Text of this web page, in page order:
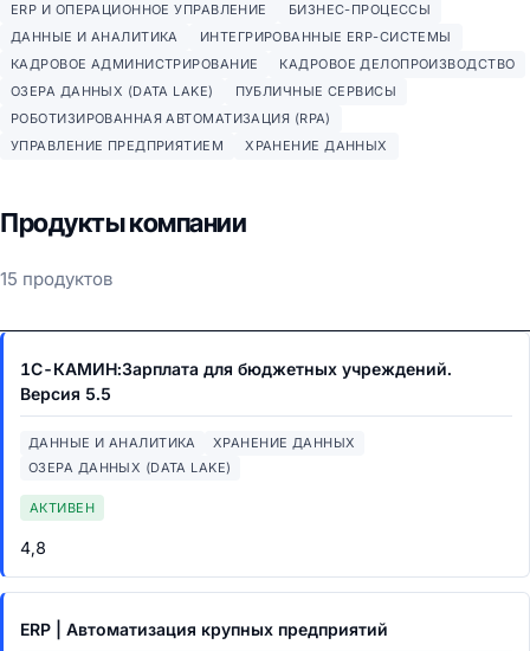
ERP И ОПЕРАЦИОННОЕ УПРАВЛЕНИЕ
БИЗНЕС-ПРОЦЕССЫ
ДАННЫЕ И АНАЛИТИКА
ИНТЕГРИРОВАННЫЕ ERP-СИСТЕМЫ
КАДРОВОЕ АДМИНИСТРИРОВАНИЕ
КАДРОВОЕ ДЕЛОПРОИЗВОДСТВО
ОЗЕРА ДАННЫХ (DATA LAKE)
ПУБЛИЧНЫЕ СЕРВИСЫ
РОБОТИЗИРОВАННАЯ АВТОМАТИЗАЦИЯ (RPA)
УПРАВЛЕНИЕ ПРЕДПРИЯТИЕМ
ХРАНЕНИЕ ДАННЫХ
Продукты компании
15 продуктов
1С-КАМИН:Зарплата для бюджетных учреждений.
Версия 5.5
ДАННЫЕ И АНАЛИТИКА
ХРАНЕНИЕ ДАННЫХ
ОЗЕРА ДАННЫХ (DATA LAKE)
АКТИВЕН
4,8
ERP | Автоматизация крупных предприятий